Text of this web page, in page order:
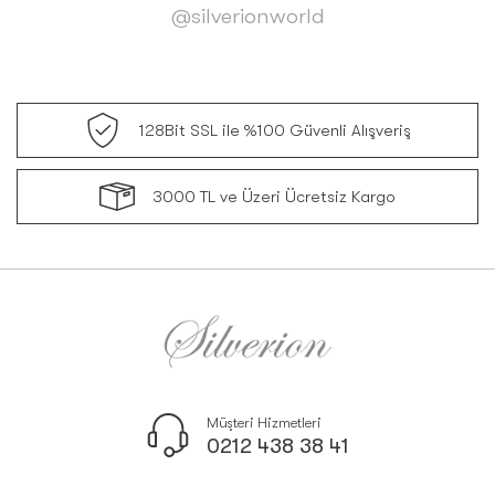
@silverionworld
128Bit SSL ile %100 Güvenli Alışveriş
3000 TL ve Üzeri Ücretsiz Kargo
Müşteri Hizmetleri
0212 438 38 41